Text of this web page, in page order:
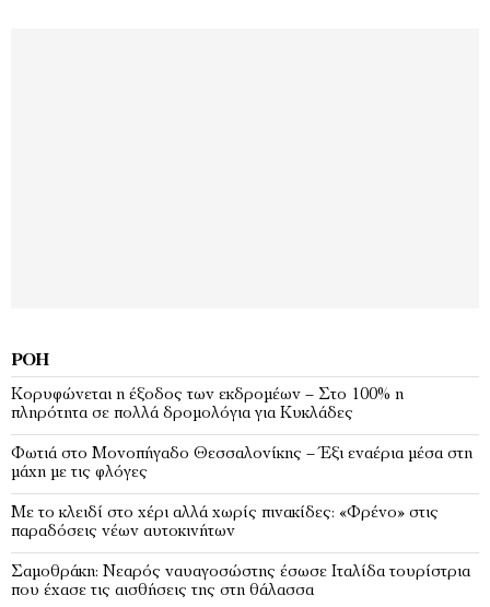
ΡΟΉ
Κορυφώνεται η έξοδος των εκδρομέων – Στο 100% η
πληρότητα σε πολλά δρομολόγια για Κυκλάδες
Φωτιά στο Μονοπήγαδο Θεσσαλονίκης – Έξι εναέρια μέσα στη
μάχη με τις φλόγες
Με το κλειδί στο χέρι αλλά χωρίς πινακίδες: «Φρένο» στις
παραδόσεις νέων αυτοκινήτων
Σαμοθράκη: Νεαρός ναυαγοσώστης έσωσε Ιταλίδα τουρίστρια
που έχασε τις αισθήσεις της στη θάλασσα